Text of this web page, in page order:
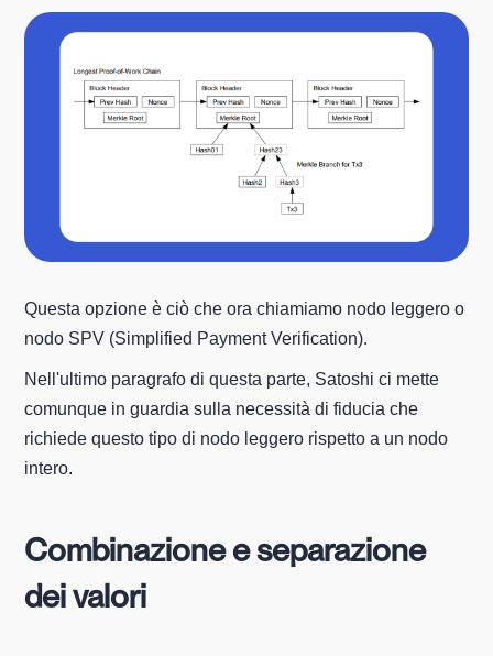
Questa opzione è ciò che ora chiamiamo nodo leggero o
nodo SPV (Simplified Payment Verification).
Nell'ultimo paragrafo di questa parte, Satoshi ci mette
comunque in guardia sulla necessità di fiducia che
richiede questo tipo di nodo leggero rispetto a un nodo
intero.
Combinazione e separazione
dei valori